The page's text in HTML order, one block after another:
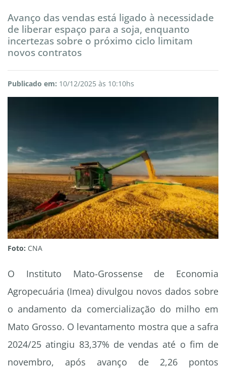
Avanço das vendas está ligado à necessidade
de liberar espaço para a soja, enquanto
incertezas sobre o próximo ciclo limitam
novos contratos
Publicado em: 10/12/2025 às 10:10hs
Foto: CNA
O Instituto Mato-Grossense de Economia
Agropecuária (Imea) divulgou novos dados sobre
o andamento da comercialização do milho em
Mato Grosso. O levantamento mostra que a safra
2024/25 atingiu 83,37% de vendas até o fim de
novembro, após avanço de 2,26 pontos